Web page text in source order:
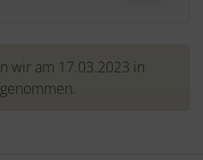
wir am 17.03.2023 in